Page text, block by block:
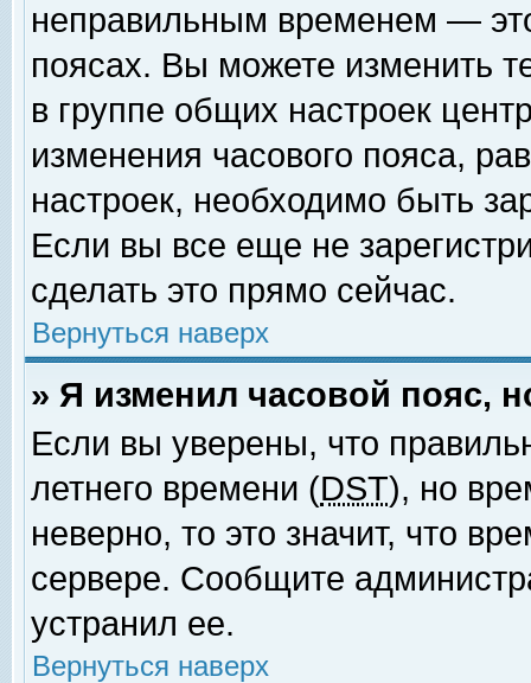
неправильным временем —
поясах. Вы можете изменить
в группе общих настроек
изменения часового пояса,
настроек, необходимо быть
Если вы все еще не
сделать это прямо сейчас.
Вернуться наверх
» Я изменил часовой пояс,
Если вы уверены, что
летнего времени (DST), но
неверно, то это значит, что
сервере. Сообщите
устранил ее.
Вернуться наверх